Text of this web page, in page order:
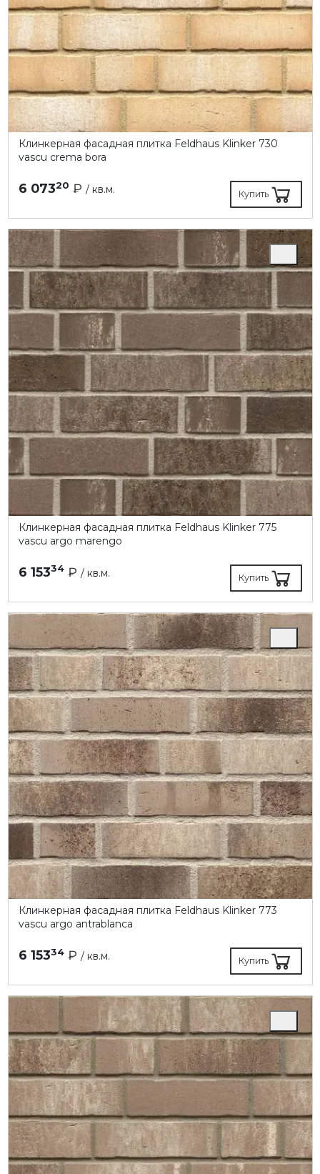
Клинкерная фасадная плитка Feldhaus Klinker 730
vascu crema bora
6 07320 ₽ / кв.м. Купить
Клинкерная фасадная плитка Feldhaus Klinker 775
vascu argo marengo
6 15334₽ / кв.м. Купить
Клинкерная фасадная плитка Feldhaus Klinker 773
vascu argo antrablanca
6 15334₽ / кв.м. Купить